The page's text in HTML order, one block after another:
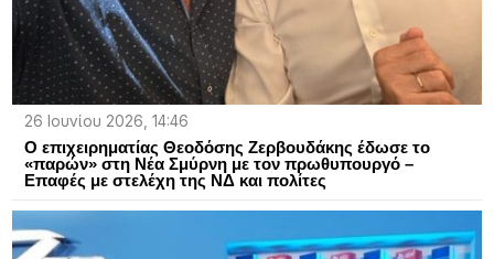
26 Ιουνίου 2026, 14:46
Ο επιχειρηματίας Θεοδόσης Ζερβουδάκης έδωσε το
«παρών» στη Νέα Σμύρνη με τον πρωθυπουργό –
Επαφές με στελέχη της ΝΔ και πολίτες